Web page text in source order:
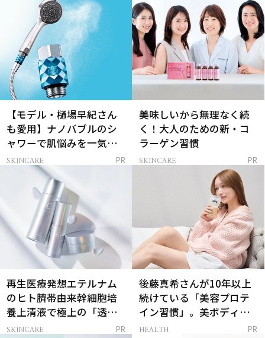
【モデル・樋場早紀さん
も愛用】ナノバブルのシ
ャワーで肌悩みを一気に
解決
SKINCARE PR
美味しいから無理なく続
く！大人のための新・コ
ラーゲン習慣
SKINCARE PR
再生医療発想エテルナム
のヒト臍帯由来幹細胞培
養上清液で極上の「透明
感ハリ肌」へ
SKINCARE PR
後藤真希さんが10年以上
続けている「美容プロテ
イン習慣」。美ボディを
支える朝ルーティンと
HEALTH PR